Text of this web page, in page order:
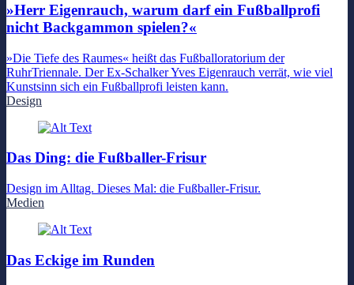
»Herr Eigenrauch, warum darf ein Fußballprofi
nicht Backgammon spielen?«
»Die Tiefe des Raumes« heißt das Fußballoratorium der
RuhrTriennale. Der Ex-Schalker Yves Eigenrauch verrät, wie viel
Kunstsinn sich ein Fußballprofi leisten kann.
Design
Das Ding: die Fußballer-Frisur
Design im Alltag. Dieses Mal: die Fußballer-Frisur.
Medien
Das Eckige im Runden